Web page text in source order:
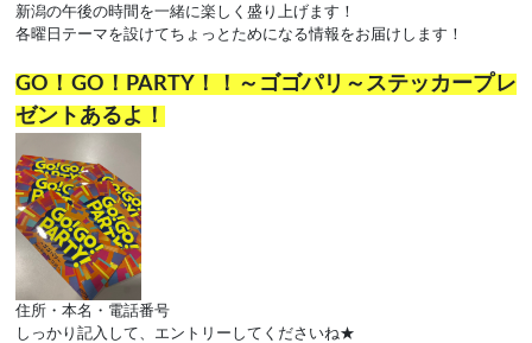
新潟の午後の時間を一緒に楽しく盛り上げます！
各曜日テーマを設けてちょっとためになる情報をお届けします！
GO！GO！PARTY！！～ゴゴパリ～ステッカープレ
ゼントあるよ！
住所・本名・電話番号
しっかり記入して、エントリーしてくださいね★